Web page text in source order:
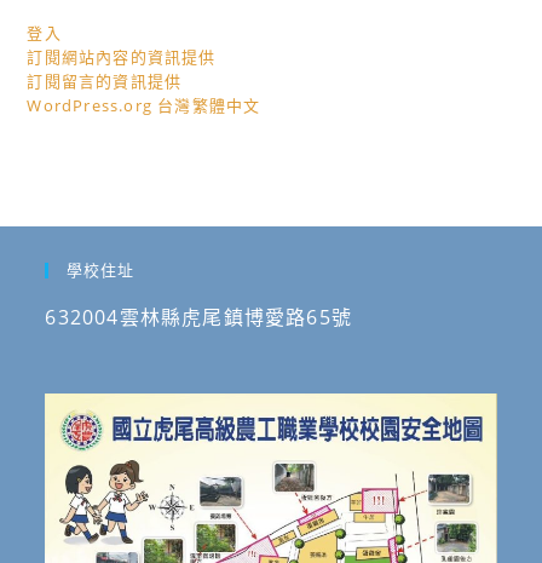
登入
訂閱網站內容的資訊提供
訂閱留言的資訊提供
WordPress.org 台灣繁體中文
學校住址
632004雲林縣虎尾鎮博愛路65號